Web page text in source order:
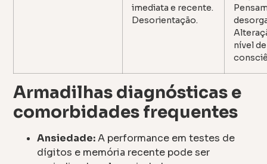
imediata e recente.
Desorientação.
nível de
Armadilhas diagnósticas e
comorbidades frequentes
Ansiedade:A performance em testes de
dígitos e memória recente pode ser